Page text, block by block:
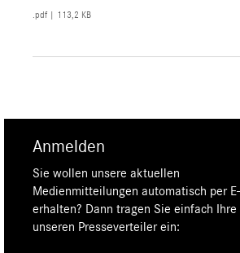
.pdf 113,2 KB
Anmelden
Sie wollen unsere aktuellen
Medienmitteilungen automatisch per E-
erhalten? Dann tragen Sie einfach Ihre
unseren Presseverteiler ein: